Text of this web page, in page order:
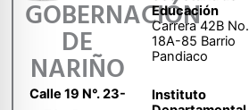
GOBERNACIÓN
DE
NARIÑO
Calle 19 N°. 23-
Educación
Carrera 42B No.
18A-85 Barrio
Pandiaco
Instituto